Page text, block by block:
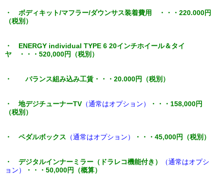
・ ボディキット/マフラー/ダウンサス装着費用 ・・・220.000円
（税別）
・ ENERGY individual TYPE 6 20インチホイール＆タイ
ヤ ・・・520,000円（税別）
・ バランス組み込み工賃・・・20.000円（税別）
・ 地デジチューナーTV （通常はオプション）
・・・158,000円
（税別）
・ ペダルボックス （通常はオプション） ・・・45,000円（税別）
・ デジタルインナーミラー（ドラレコ機能付き）
（通常はオプシ
ョン）
・・・50,000円（概算）